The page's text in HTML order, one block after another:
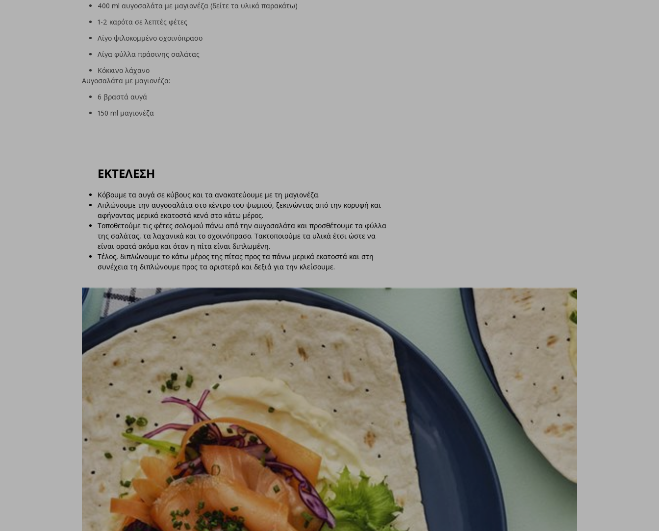
400 ml αυγοσαλάτα με μαγιονέζα (δείτε τα υλικά παρακάτω)
1-2 καρότα σε λεπτές φέτες
Λίγο ψιλοκομμένο σχοινόπρασο
Λίγα φύλλα πράσινης σαλάτας
Κόκκινο λάχανο
Αυγοσαλάτα με μαγιονέζα:
6 βραστά αυγά
150 ml μαγιονέζα
ΕΚΤΕΛΕΣΗ
Κόβουμε τα αυγά σε κύβους και τα ανακατεύουμε με τη μαγιονέζα.
Απλώνουμε την αυγοσαλάτα στο κέντρο του ψωμιού, ξεκινώντας από την κορυφή και
αφήνοντας μερικά εκατοστά κενά στο κάτω μέρος.
Τοποθετούμε τις φέτες σολομού πάνω από την αυγοσαλάτα και προσθέτουμε τα φύλλα
της σαλάτας, τα λαχανικά και το σχοινόπρασο. Τακτοποιούμε τα υλικά έτσι ώστε να
είναι ορατά ακόμα και όταν η πίτα είναι διπλωμένη.
Τέλος, διπλώνουμε το κάτω μέρος της πίτας προς τα πάνω μερικά εκατοστά και στη
συνέχεια τη διπλώνουμε προς τα αριστερά και δεξιά για την κλείσουμε.